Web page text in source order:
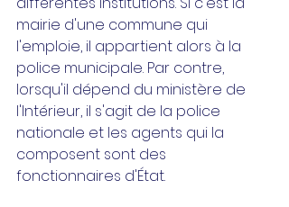
mairie d'une commune qui
l'emploie, il appartient alors à la
police municipale. Par contre,
lorsqu'il dépend du ministère de
l'Intérieur, il s'agit de la police
nationale et les agents qui la
composent sont des
fonctionnaires d'État.